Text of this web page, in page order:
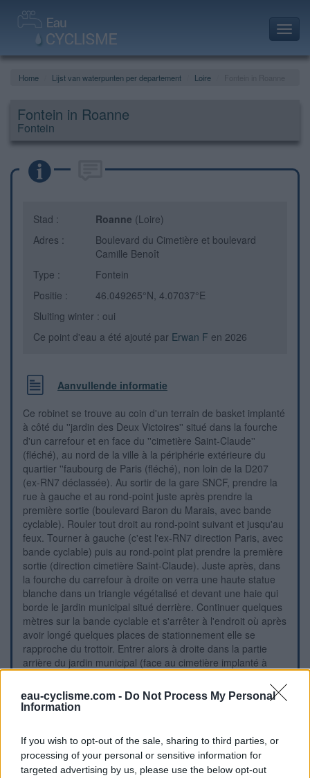
eau-cyclisme.com - Do Not Process My Personal
Information
If you wish to opt-out of the sale, sharing to third parties, or
processing of your personal or sensitive information for
targeted advertising by us, please use the below opt-out
Home Lijst van waterpunten per departement Loire
Fontein in Roanne
Fontein
Stad : Roanne (Loire)
Adres :
Boulevard du Cimetière et boulevard
Camille Benoît
Type :
Fontein
Positie :
46.049265°N, 4.07037°E
Sluiting winter : oui
Ce point d'eau a été ajouté par Erwan F en 2026
Aanvullende informatie
Ce robinet se trouve au coin d'un terrain de basket implanté
à côté du ''jardin des Deux Victoires'' situé dans la fourche
d'un carrefour et en face du ''cimetière Saint-Claude''
(fléché), au nord de la ville à la périphérie extérieure du
quartier ''faubourg de Paris (fléché), non loin de la D207
(ex-RN7 déclassée). Au sortir de la gare SNCF, prendre la
rue à gauche et au rond-point juste après prendre la
première sortie (boulevard Baron du Marais, avec bande
cyclable). Rouler tout droit au rond-point suivant et jusqu'au
feux. Tourner à gauche (c'est l'ex-RN7 direction Paris, avec
bande cyclable) puis au rond-point plat prendre la première
sortie (direction cimetière Saint-Claude). Juste après, dans
la fourche du carrefour à droite on verra une haute statue
blanche dans un triangle végétalisé et devant une haie qui
borde le jardin municipal situé derrière. Continuer quelques
mètres sur la bande cyclable et s'arrêter à l'endroit où après
avoir longé quelques places de stationnement elle se
rapproche du trottoir. Entrer alors à droite dans la partie
arrière du jardin municipal (face au cimetière implanté à
basket grillagé. Se diriger vers la gauche sur l'allée en terre
battue pour trouver le robinet sur un support en bois (à 20
Visuele aanwijzingen